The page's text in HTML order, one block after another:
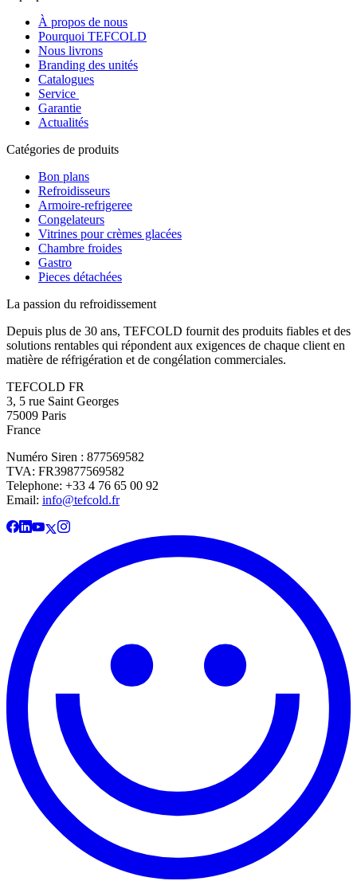
À propos de nous
Pourquoi TEFCOLD
Nous livrons
Branding des unités
Catalogues
Service
Garantie
Actualités
Catégories de produits
Bon plans
Refroidisseurs
Armoire-refrigeree
Congelateurs
Vitrines pour crèmes glacées
Chambre froides
Gastro
Pieces détachées
La passion du refroidissement
Depuis plus de 30 ans, TEFCOLD fournit des produits fiables et des
solutions rentables qui répondent aux exigences de chaque client en
matière de réfrigération et de congélation commerciales.
TEFCOLD FR
3, 5 rue Saint Georges
75009 Paris
France
Numéro Siren : 877569582
TVA: FR39877569582
Telephone: +33 4 76 65 00 92
Email: info@tefcold.fr